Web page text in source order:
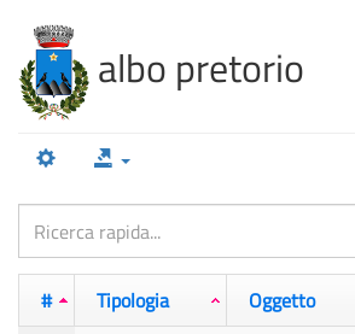
albo pretorio
# Tipologia Oggetto